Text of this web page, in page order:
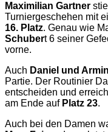
Maximilian Gartner
Turniergeschehen mit
16. Platz. Genau wie
Schubert 6 seiner
vorne.
Auch Daniel und Armin
Partie. Der Routinier
entscheiden und
am Ende auf Platz 23.
Auch bei den Damen